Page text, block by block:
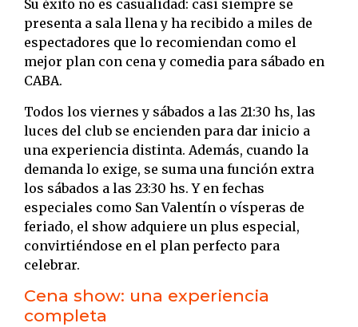
Su éxito no es casualidad: casi siempre se
presenta a sala llena y ha recibido a miles de
espectadores que lo recomiendan como el
mejor plan con cena y comedia para sábado en
CABA.
Todos los viernes y sábados a las 21:30 hs, las
luces del club se encienden para dar inicio a
una experiencia distinta. Además, cuando la
demanda lo exige, se suma una función extra
los sábados a las 23:30 hs. Y en fechas
especiales como San Valentín o vísperas de
feriado, el show adquiere un plus especial,
convirtiéndose en el plan perfecto para
celebrar.
Cena show: una experiencia
completa